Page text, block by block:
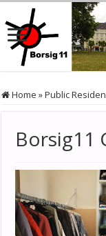
Home »Public
Borsig11